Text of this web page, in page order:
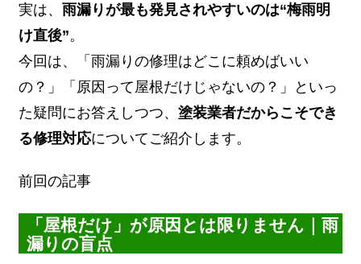
実は、 雨漏りが最も発見されやすいのは“梅雨明
け直後”。
今回は、「雨漏りの修理はどこに頼めばいい
の？」「原因って屋根だけじゃないの？」といっ
た疑問にお答えしつつ、 塗装業者だからこそでき
る修理対応についてご紹介します。
前回の記事
「屋根だけ」が原因とは限りません｜雨
漏りの盲点